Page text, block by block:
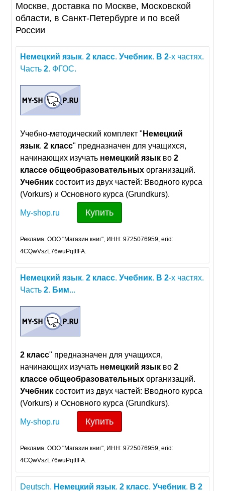
Москве, доставка по Москве, Московской
области, в Санкт-Петербурге и по всей
России
Немецкий язык.2 класс.Учебник. В 2-х частях.
Часть2. ФГОС.
Учебно-методический комплект " Немецкий
язык.2 класс" предназначен для учащихся,
начинающих изучать немецкий язык во2
классе общеобразовательных организаций.
Учебник состоит из двух частей: Вводного курса
(Vorkurs) и Основного курса (Grundkurs).
My-shop.ru Купить
Реклама. ООО "Магазин книг", ИНН: 9725076959, erid:
4CQwVszL76wuPqttfFA.
Немецкий язык.2 класс.Учебник. В 2-х частях.
Часть2. Бим...
2 класс" предназначен для учащихся,
начинающих изучать немецкий язык во2
классе общеобразовательных организаций.
Учебник состоит из двух частей: Вводного курса
(Vorkurs) и Основного курса (Grundkurs).
My-shop.ru Купить
Реклама. ООО "Магазин книг", ИНН: 9725076959, erid:
4CQwVszL76wuPqttfFA.
Deutsch. Немецкий язык.2 класс.Учебник. В 2